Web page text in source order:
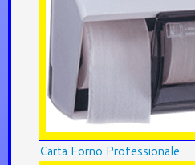
Carta Forno Professionale